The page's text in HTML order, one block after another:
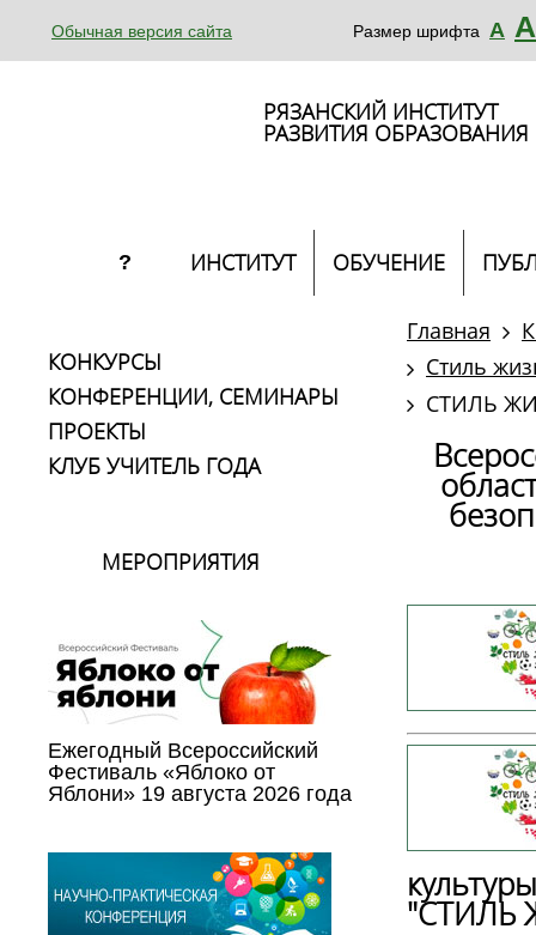
Обычная версия сайта Размер шрифта А А
РЯЗАНСКИЙ ИНСТИТУТ
РАЗВИТИЯ ОБРАЗОВАНИЯ
? ИНСТИТУТ ОБУЧЕНИЕ
КОНКУРСЫ
КОНФЕРЕНЦИИ, СЕМИНАРЫ
ПРОЕКТЫ
КЛУБ УЧИТЕЛЬ ГОДА
МЕРОПРИЯТИЯ
Ежегодный Всероссийский
Фестиваль «Яблоко от
Яблони» 19 августа 2026 года
Главная
Стиль
СТИЛЬ
"СТИЛЬ